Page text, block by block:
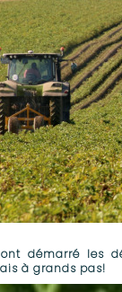
démarré les
à grands pas!